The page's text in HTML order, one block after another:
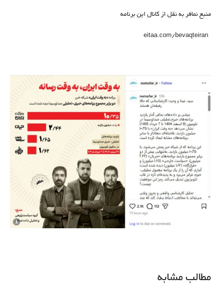
منبع نمافر به نقل از کانال این برنامه
مطالب مشابه